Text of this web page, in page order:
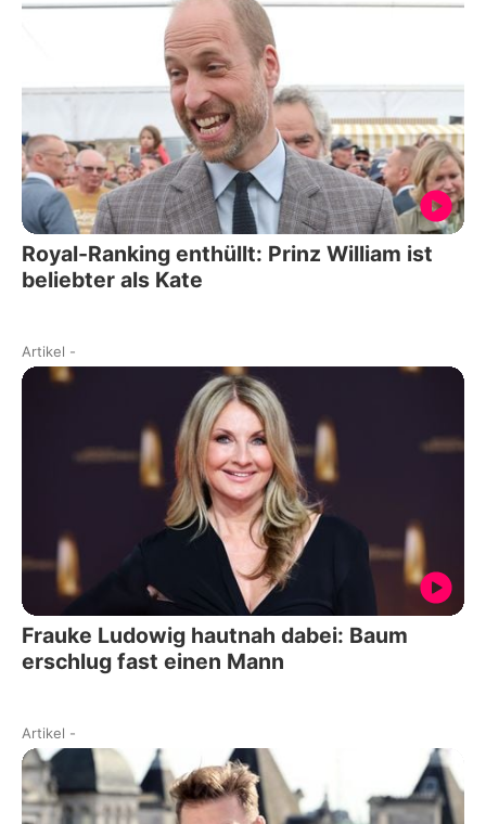
Royal-Ranking enthüllt: Prinz William ist
beliebter als Kate
Artikel -
Frauke Ludowig hautnah dabei: Baum
erschlug fast einen Mann
Artikel -